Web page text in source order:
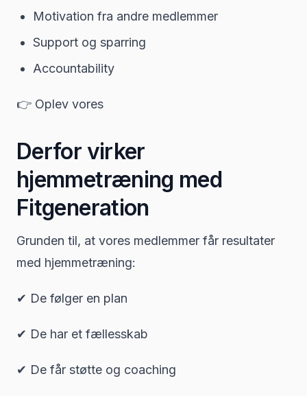
Motivation fra andre medlemmer
Support og sparring
Accountability
👉 Oplev vores
Derfor virker
hjemmetræning med
Fitgeneration
Grunden til, at vores medlemmer får resultater
med hjemmetræning:
✔ De følger en plan
✔ De har et fællesskab
✔ De får støtte og coaching